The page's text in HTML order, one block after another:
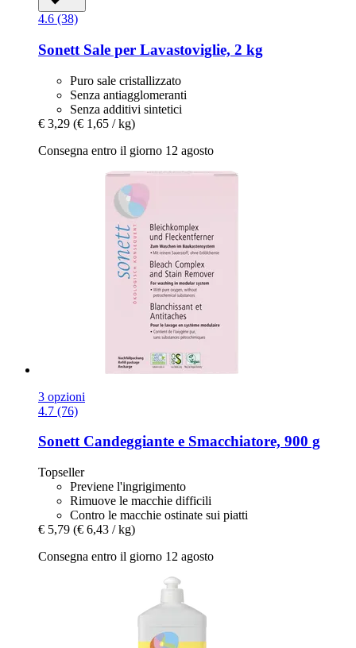
4.6 (38)
Sonett Sale per Lavastoviglie, 2 kg
Puro sale cristallizzato
Senza antiagglomeranti
Senza additivi sintetici
€ 3,29 (€ 1,65 / kg)
Consegna entro il giorno 12 agosto
3 opzioni
4.7 (76)
SonettCandeggiante e Smacchiatore, 900 g
Topseller
Previene l'ingrigimento
Rimuove le macchie difficili
Contro le macchie ostinate sui piatti
€ 5,79 (€ 6,43 / kg)
Consegna entro il giorno 12 agosto